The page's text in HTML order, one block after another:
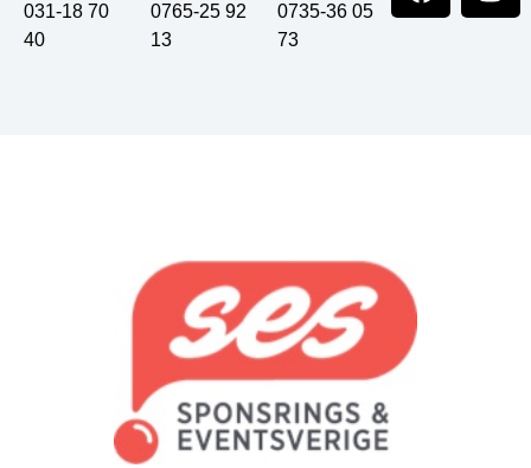
031-18 70
40
0765-25 92
13
0735-36 05
73